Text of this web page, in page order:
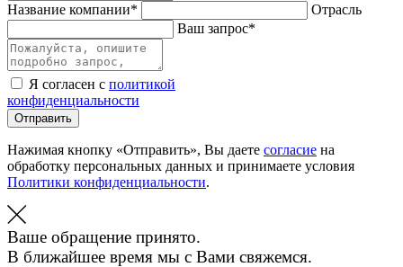
Название компании*
Отрасль
Ваш запрос*
Я согласен с политикой
конфиденциальности
Отправить
Нажимая кнопку «Отправить», Вы даете согласие на
обработку персональных данных и принимаете условия
Политики конфиденциальности.
Ваше обращение принято.
В ближайшее время мы с Вами свяжемся.